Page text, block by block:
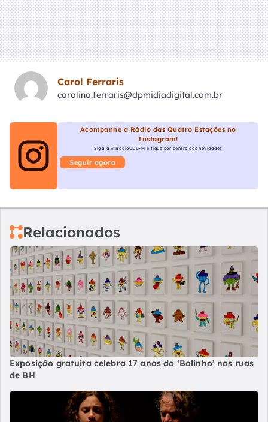
Carol Ferraris
carolina.ferraris@dpmidiadigital.com.br
Acompanhe a Rádio das Quatro Estações no
Instagram!
Siga a @RadioCDLFM e fique por dentro das novidades
Seguir agora
Relacionados
Exposição gratuita celebra 17 anos do ‘Bolinho’ nas ruas
de BH